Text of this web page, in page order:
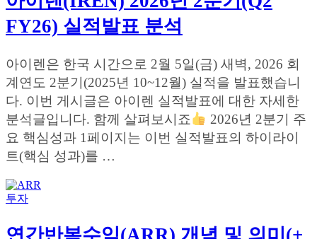
FY26) 실적발표 분석
아이렌은 한국 시간으로 2월 5일(금) 새벽, 2026 회
계연도 2분기(2025년 10~12월) 실적을 발표했습니
다. 이번 게시글은 아이렌 실적발표에 대한 자세한
분석글입니다. 함께 살펴보시죠
2026년 2분기 주
요 핵심성과 1페이지는 이번 실적발표의 하이라이
트(핵심 성과)를 …
투자